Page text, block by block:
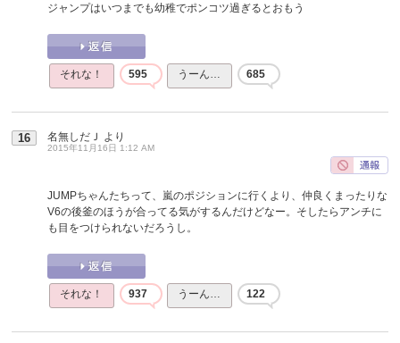
ジャンプはいつまでも幼稚でポンコツ過ぎるとおもう
それな！ 595 うーん… 685
16 名無しだＪ より
2015年11月16日 1:12 AM
JUMPちゃんたちって、嵐のポジションに行くより、仲良くまったりな
V6の後釜のほうが合ってる気がするんだけどなー。そしたらアンチに
も目をつけられないだろうし。
それな！ 937 うーん… 122